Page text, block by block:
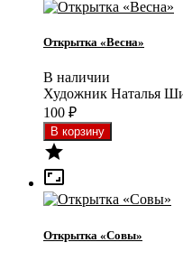
Открытка «Весна»
В наличии
Художник Наталья
100 ₽


Открытка «Совы»